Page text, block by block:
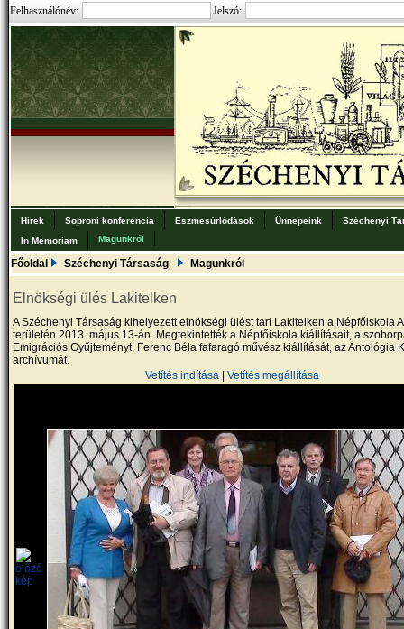
Felhasználónév: Jelszó:
Hírek Soproni konferencia Eszmesúrlódások Ünnepeink
Széchenyi
In Memoriam
Magunkról
Főoldal Széchenyi Társaság Magunkról
Elnökségi ülés Lakitelken
A Széchenyi Társaság kihelyezett elnökségi ülést tart Lakitelken a Népfőiskola
területén 2013. május 13-án. Megtekintették a Népfőiskola kiállításait, a
Emigrációs Gyűjteményt, Ferenc Béla fafaragó művész kiállítását, az Antológia
archívumát.
Vetítés indítása
Vetítés megállítása